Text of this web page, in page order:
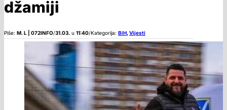
džamiji
Piše: M. L | 072INFO/31.03. u 11:40/Kategorija: BiH,Vijesti